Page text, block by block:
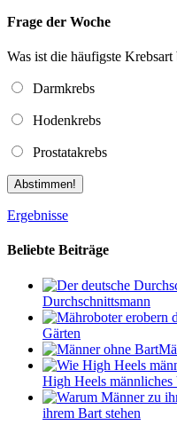
Frage der Woche
Was ist die häufigste
Darmkrebs
Hodenkrebs
Prostatakrebs
Abstimmen!
Ergebnisse
Beliebte Beiträge
Durchschnittsmann
Gärten
High Heels männliches
ihrem Bart stehen